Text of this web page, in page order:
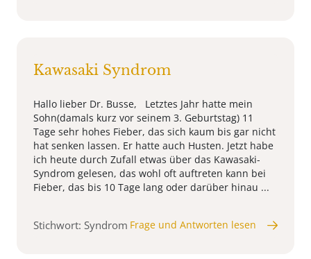
Kawasaki Syndrom
Hallo lieber Dr. Busse, Letztes Jahr hatte mein
Sohn(damals kurz vor seinem 3. Geburtstag) 11
Tage sehr hohes Fieber, das sich kaum bis gar nicht
hat senken lassen. Er hatte auch Husten. Jetzt habe
ich heute durch Zufall etwas über das Kawasaki-
Syndrom gelesen, das wohl oft auftreten kann bei
Fieber, das bis 10 Tage lang oder darüber hinau ...
Stichwort: Syndrom Frage und Antworten lesen